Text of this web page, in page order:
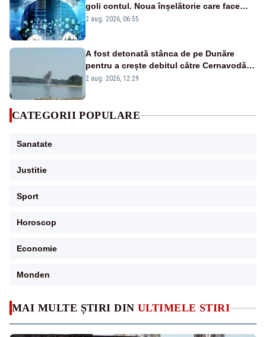
MAI MULTE ȘTIRI DIN ULTIMELE STIRI
goli contul. Noua înșelătorie care face
victime pe Facebook și WhatsApp
2 aug. 2026, 06:55
A fost detonată stânca de pe Dunăre
pentru a crește debitul către Cernavodă –
VIDEO
2 aug. 2026, 12:29
CATEGORII POPULARE
Sanatate
Justitie
Sport
Horoscop
Economie
Monden